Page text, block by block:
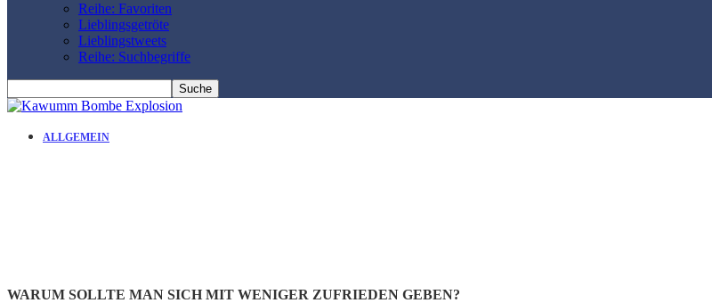
Reihe: Favoriten
Lieblingsgetröte
Lieblingstweets
Reihe: Suchbegriffe
ALLGEMEIN
WARUM SOLLTE MAN SICH MIT WENIGER ZUFRIEDEN GEBEN?